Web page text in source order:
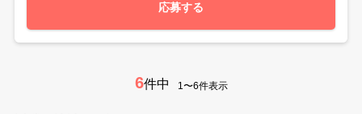
応募する
6件中 1〜6件表示